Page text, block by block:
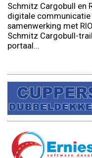
Schmitz Cargobull en
digitale communicatie
samenwerking met
Schmitz Cargobull-
portaal...